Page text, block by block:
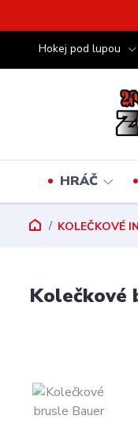
Hokej pod lupou
HRÁČ
KOLEČKOVÉ
Kolečkové